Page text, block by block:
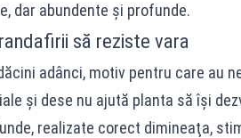
dar abundente şi profunde.
să reziste vara
adânci, motiv pentru care au
şi dese nu ajută planta să îşi
realizate corect dimineaţa,